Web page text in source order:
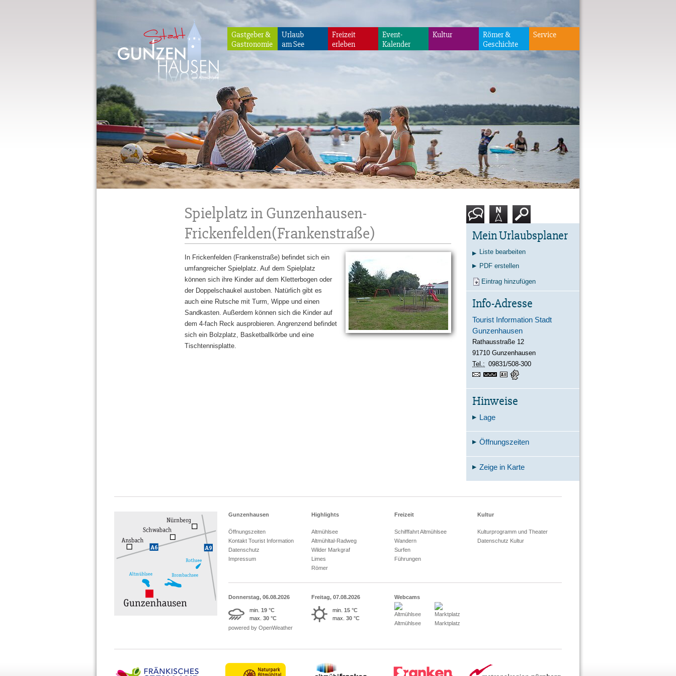
Gunzenhausen
Gastgeber &
Gastronomie
Urlaub
am See
Freizeit
erleben
Event-
Kalender
Kultur
Römer &
Geschichte
Service
Spielplatz in Gunzenhausen-
Frickenfelden(Frankenstraße)
In Frickenfelden (Frankenstraße) befindet sich ein
umfangreicher Spielplatz. Auf dem Spielplatz
können sich ihre Kinder auf dem Kletterbogen oder
der Doppelschaukel austoben. Natürlich gibt es
auch eine Rutsche mit Turm, Wippe und einen
Sandkasten. Außerdem können sich die Kinder auf
dem 4-fach Reck ausprobieren. Angrenzend befindet
sich ein Bolzplatz, Basketballkörbe und eine
Tischtennisplatte.
Mein Urlaubsplaner
Liste bearbeiten
PDF erstellen
Eintrag hinzufügen
Info-Adresse
Tourist Information Stadt
Gunzenhausen
Rathausstraße 12
91710 Gunzenhausen
Tel.: 09831/508-300
https://www.gunzenhausen.info
vCard
Hinweise
Lage
Öffnungszeiten
Zeige in Karte
Gunzenhausen
Öffnungszeiten
Kontakt Tourist Information
Datenschutz
Impressum
Highlights
Altmühlsee
Altmühltal-Radweg
Wilder Markgraf
Limes
Römer
Freizeit
Schifffahrt Altmühlsee
Wandern
Surfen
Führungen
Kultur
Kulturprogramm und Theater
Datenschutz Kultur
Donnerstag, 06.08.2026
min. 19 °C
max. 30 °C
Freitag, 07.08.2026
min. 15 °C
max. 30 °C
powered by OpenWeather
Webcams
Altmühlsee Marktplatz